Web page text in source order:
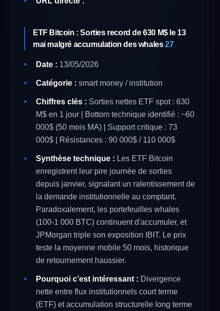
ETF Bitcoin : Sorties record de 630 M$ le 13
mai malgré accumulation des whales27
Date : 13/05/2026
Catégorie : smart money / institution
Chiffres clés : Sorties nettes ETF spot : 630
M$ en 1 jour | Bottom technique identifié : ~60
000$ (50 mois MA) | Support critique : 73
000$ | Résistances : 90 000$ / 110 000$
Synthèse technique : Les ETF Bitcoin
enregistrent leur pire journée de sorties
depuis janvier, signalant un ralentissement de
la demande institutionnelle au comptant.
Paradoxalement, les portefeuilles whales
(100-1 000 BTC) continuent d'accumuler, et
JPMorgan triple son exposition IBIT. Le prix
teste la moyenne mobile 50 mois, historique
de retournement haussier.
Pourquoi c’est intéressant : Divergence
nette entre flux institutionnels court terme
(ETF) et accumulation structurelle long terme